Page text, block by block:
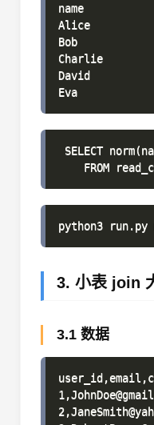
name
Alice
Bob
Charlie
David
SELECT
3. 小表 join
3.1 数据